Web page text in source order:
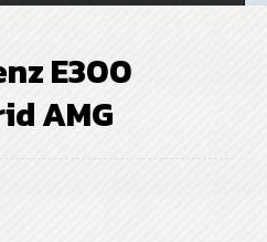
E300
AMG